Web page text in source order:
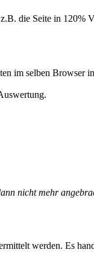
die Seite in 120%
im selben Browser
nicht mehr
werden. Es